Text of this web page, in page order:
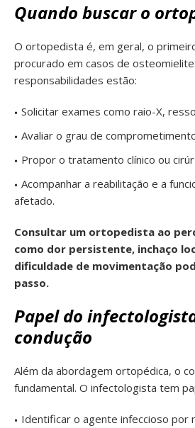
Quando buscar o
O ortopedista é, em geral, o
procurado em casos de
responsabilidades estão:
Solicitar exames como raio-X,
Avaliar o grau de
Propor o tratamento clínico ou
Acompanhar a reabilitação e a
afetado.
Consultar um ortopedista ao
como dor persistente, inchaço
dificuldade de movimentação
passo.
Papel do
condução
Além da abordagem ortopédica, o
fundamental. O infectologista tem
Identificar o agente infeccioso por